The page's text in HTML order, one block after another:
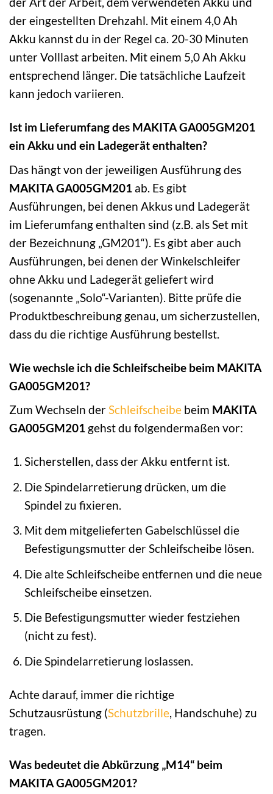
der eingestellten Drehzahl. Mit einem 4,0 Ah
Akku kannst du in der Regel ca. 20-30 Minuten
unter Volllast arbeiten. Mit einem 5,0 Ah Akku
entsprechend länger. Die tatsächliche Laufzeit
kann jedoch variieren.
Ist im Lieferumfang des MAKITA GA005GM201
ein Akku und ein Ladegerät enthalten?
Das hängt von der jeweiligen Ausführung des
MAKITA GA005GM201 ab. Es gibt
Ausführungen, bei denen Akkus und Ladegerät
im Lieferumfang enthalten sind (z.B. als Set mit
der Bezeichnung „GM201“). Es gibt aber auch
Ausführungen, bei denen der Winkelschleifer
ohne Akku und Ladegerät geliefert wird
(sogenannte „Solo“-Varianten). Bitte prüfe die
Produktbeschreibung genau, um sicherzustellen,
dass du die richtige Ausführung bestellst.
Wie wechsle ich die Schleifscheibe beim MAKITA
GA005GM201?
Zum Wechseln derSchleifscheibe beim MAKITA
GA005GM201 gehst du folgendermaßen vor:
Sicherstellen, dass der Akku entfernt ist.
Die Spindelarretierung drücken, um die
Spindel zu fixieren.
Mit dem mitgelieferten Gabelschlüssel die
Befestigungsmutter der Schleifscheibe lösen.
Die alte Schleifscheibe entfernen und die neue
Schleifscheibe einsetzen.
Die Befestigungsmutter wieder festziehen
(nicht zu fest).
Die Spindelarretierung loslassen.
Achte darauf, immer die richtige
Schutzausrüstung (Schutzbrille, Handschuhe) zu
tragen.
Was bedeutet die Abkürzung „M14“ beim
MAKITA GA005GM201?